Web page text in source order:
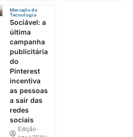
Mercado de
Tecnologia
Sociável: a
última
campanha
publicitária
do
Pinterest
incentiva
as pessoas
a sair das
redes
sociais
Edição -